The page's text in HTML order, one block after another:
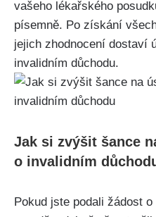
vašeho lékařského
písemně. Po získání
jejich zhodnocení dostaví
invalidním důchodu.
Jak si zvýšit šance
o invalidním
Pokud jste podali žádost